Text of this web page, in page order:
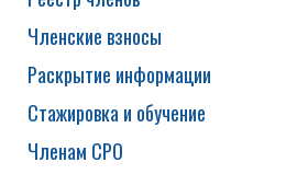
Членские взносы
Раскрытие информации
Стажировка и обучение
Членам СРО